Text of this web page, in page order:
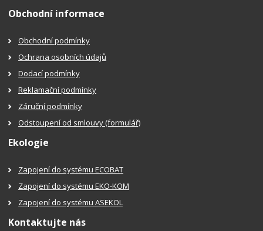
Obchodní informace
Obchodní podmínky
Ochrana osobních údajů
Dodací podmínky
Reklamační podmínky
Záruční podmínky
Odstoupení od smlouvy (formulář)
Ekologie
Zapojení do systému ECOBAT
Zapojení do systému EKO-KOM
Zapojení do systému ASEKOL
Kontaktujte nás